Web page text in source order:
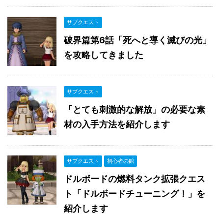
サブクエスト
破界篇第6話「死へと導く滅びの光」
を攻略してきました
サブクエスト
「とても刺激的な解放」の必要な素
材の入手方法を紹介します
サブクエスト 初心者の館
ドルボードの燃料タンク拡張クエス
ト「ドルボードチューニング！」を
紹介します